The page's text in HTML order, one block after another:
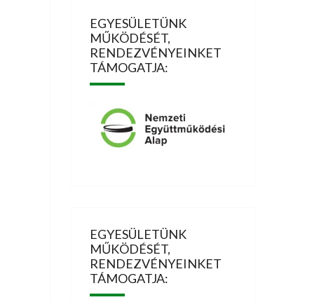
EGYESÜLETÜNK
MŰKÖDÉSÉT,
RENDEZVÉNYEINKET
TÁMOGATJA:
EGYESÜLETÜNK
MŰKÖDÉSÉT,
RENDEZVÉNYEINKET
TÁMOGATJA: